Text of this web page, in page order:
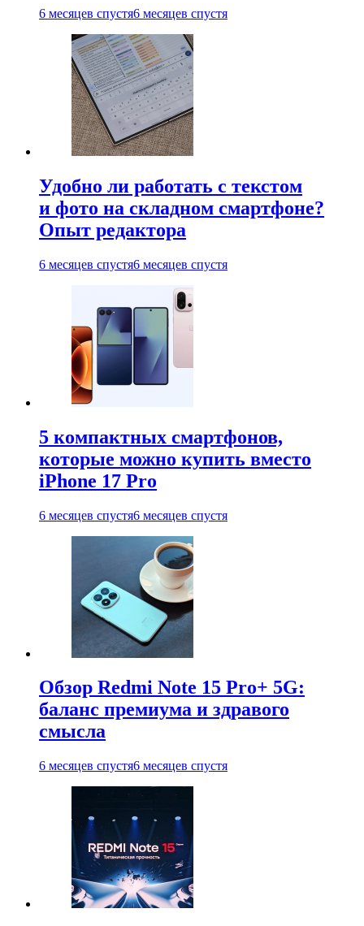
6 месяцев спустя6 месяцев спустя
Удобно ли работать с текстом
и фото на складном смартфоне?
Опыт редактора
6 месяцев спустя6 месяцев спустя
5 компактных смартфонов,
которые можно купить вместо
iPhone 17 Pro
6 месяцев спустя6 месяцев спустя
Обзор Redmi Note 15 Pro+ 5G:
баланс премиума и здравого
смысла
6 месяцев спустя6 месяцев спустя